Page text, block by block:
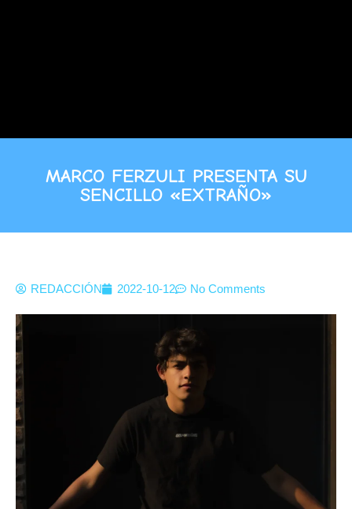
MARCO FERZULI PRESENTA SU
SENCILLO «EXTRAÑO»
REDACCIÓN 2022-10-12 No Comments